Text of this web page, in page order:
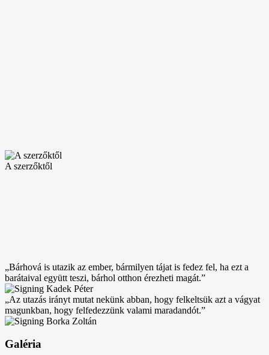
A szerzőktől
„Bárhová is utazik az ember, bármilyen tájat is fedez fel, ha ezt a
barátaival együtt teszi, bárhol otthon érezheti magát.”
„Az utazás irányt mutat nekünk abban, hogy felkeltsük azt a vágyat
magunkban, hogy felfedezzünk valami maradandót.”
Galéria